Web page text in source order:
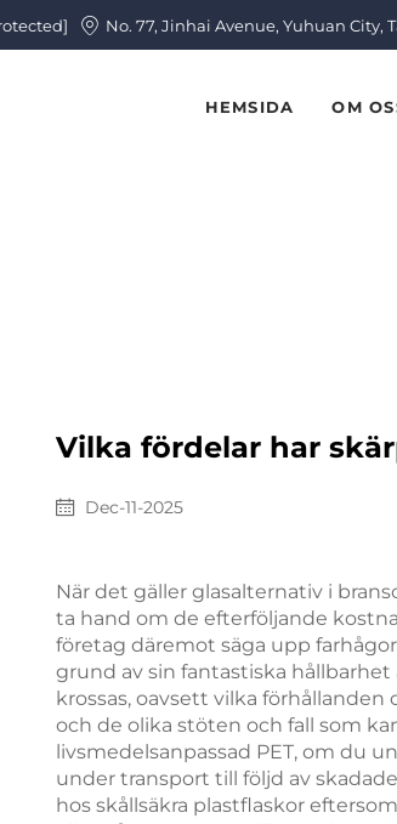
No. 77, Jinhai Avenue, Yuhuan City,
HEMSIDA OM
Vilka fördelar har
Dec-11-2025
När det gäller glasalternativ i
ta hand om de efterföljande
företag däremot säga upp
grund av sin fantastiska
krossas, oavsett vilka
och de olika stöten och fall som
livsmedelsanpassad PET, om du
under transport till följd av
hos skållsäkra plastflaskor